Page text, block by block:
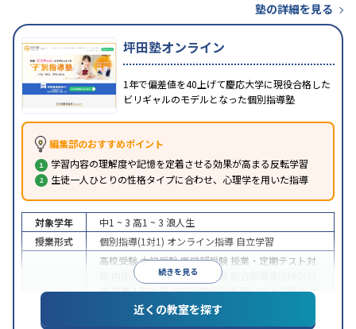
塾の詳細を見る
坪田塾オンライン
1年で偏差値を40上げて慶応大学に現役合格した
ビリギャルのモデルとなった個別指導塾
編集部のおすすめポイント
学習内容の理解度や記憶を定着させる効果が高まる反転学習
生徒一人ひとりの性格タイプに合わせ、心理学を用いた指導
続きを見る
対象学年 中1 ~ 3 高1 ~ 3 浪人生
授業形式
個別指導(1対1) オンライン指導 自立学習
高校受験大学受験医学部受験 授業・定期テスト対
内申点対策学習習慣の定着
策推薦入試対策学校別特化対策国公立大対策私大
共通テスト対策英検(英語検定)対策
その
近くの教室を探す